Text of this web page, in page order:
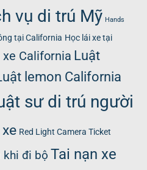
vụ di trú Mỹ Hands
tại California Học lái xe tại
California Luật
lemon California
sư di trú người
Red Light Camera Ticket
khi đi bộ Tai nạn xe